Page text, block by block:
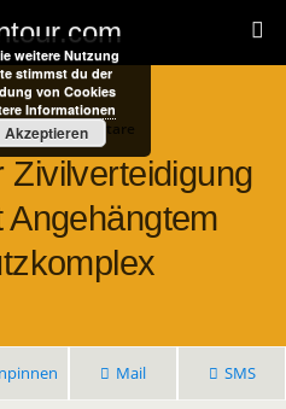
Kommentare
Zivilverteidigung
Angehängtem
Mail SMS
weitere Nutzung
stimmst du der
von Cookies
Informationen
Akzeptieren